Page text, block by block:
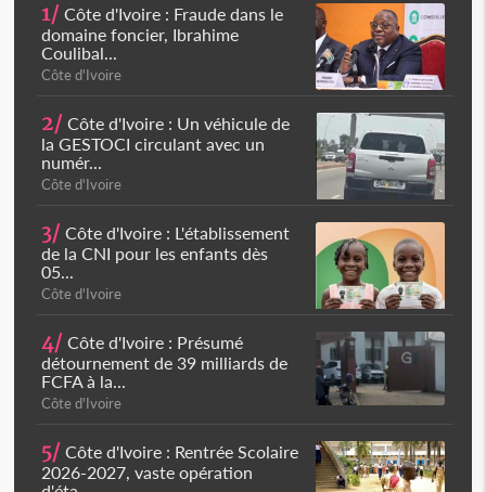
1/ Côte d'Ivoire : Fraude dans le
domaine foncier, Ibrahime
Coulibal...
Côte d'Ivoire
2/ Côte d'Ivoire : Un véhicule de
la GESTOCI circulant avec un
numér...
Côte d'Ivoire
3/ Côte d'Ivoire : L'établissement
de la CNI pour les enfants dès
05...
Côte d'Ivoire
4/ Côte d'Ivoire : Présumé
détournement de 39 milliards de
FCFA à la...
Côte d'Ivoire
5/ Côte d'Ivoire : Rentrée Scolaire
2026-2027, vaste opération